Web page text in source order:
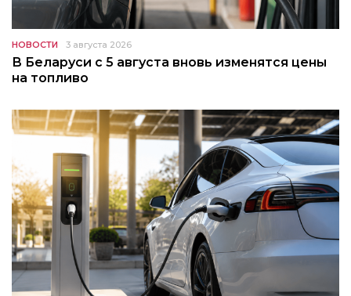
НОВОСТИ 3 августа 2026
В Беларуси с 5 августа вновь изменятся цены
на топливо